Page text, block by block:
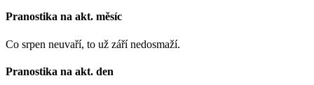
Pranostika na akt. měsíc
Co srpen neuvaří, to už září nedosmaží.
Pranostika na akt. den